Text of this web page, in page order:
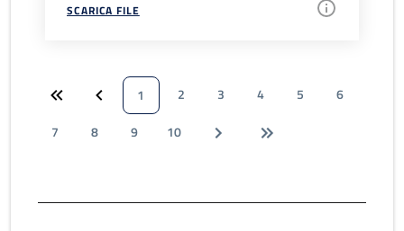
SCARICA FILE
1 2 3 4 5
6
7
8 9 10